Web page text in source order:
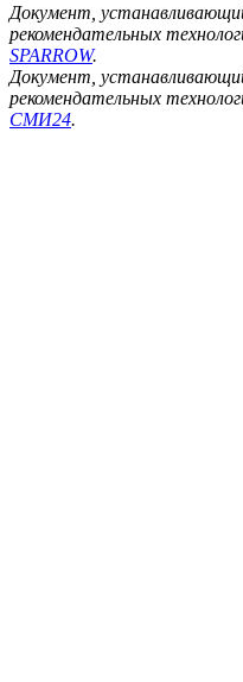
Документ,
рекомендательных
SPARROW.
Документ,
рекомендательных
СМИ24.